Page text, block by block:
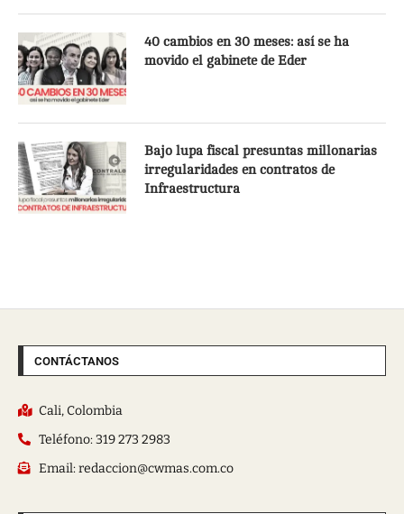
40 cambios en 30 meses: así se ha
movido el gabinete de Eder
Bajo lupa fiscal presuntas millonarias
irregularidades en contratos de
Infraestructura
CONTÁCTANOS
Cali, Colombia
Teléfono: 319 273 2983
Email: redaccion@cwmas.com.co